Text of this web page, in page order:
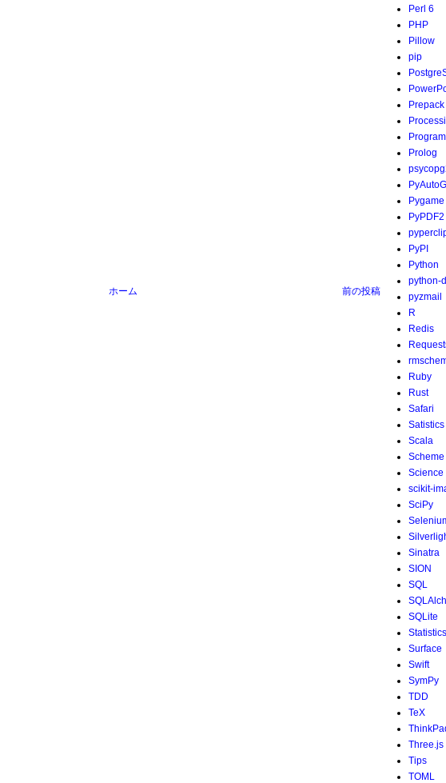
前の投稿
ホーム
Perl 6
PHP
Pillow
pip
Prepack
Prolog
Pygame
PyPDF2
PyPI
Python
python-
pyzmail
R
Redis
Ruby
Rust
Safari
Satistics
Scala
Scheme
Science
scikit-
SciPy
Sinatra
SION
SQL
SQLite
Statistics
Surface
Swift
SymPy
TDD
TeX
Three.js
Tips
TOML